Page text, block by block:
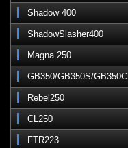
Shadow 400
ShadowSlasher400
Magna 250
GB350/GB350S/GB350C
Rebel250
CL250
FTR223